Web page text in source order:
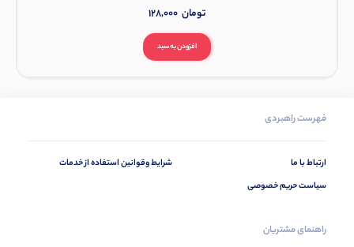
افزودن به سبد
128,000 تومان
فهرست راهبردی
ارتباط با ما
سیاست حریم خصوصی
شرایط وقوانین استفاده از خدمات
راهنمای مشتریان